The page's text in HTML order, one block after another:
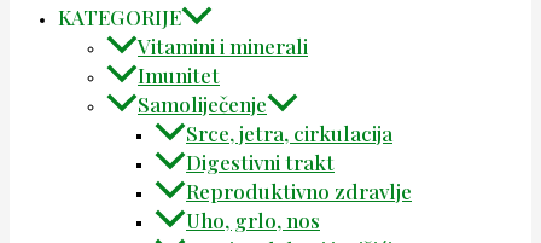
KATEGORIJE
Vitamini i minerali
Imunitet
Samoliječenje
Srce, jetra, cirkulacija
Digestivni trakt
Reproduktivno zdravlje
Uho, grlo, nos